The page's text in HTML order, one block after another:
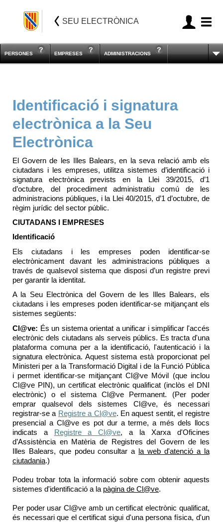
SEU ELECTRÒNICA
PERSONES EMPRESES ADMINISTRACIONS
Identificació i signatura
electrònica a la Seu
Electrònica
El Govern de les Illes Balears, en la seva relació amb els
ciutadans i les empreses, utilitza sistemes d’identificació i
signatura electrònica prevists en la Llei 39/2015, d’1
d’octubre, del procediment administratiu comú de les
administracions públiques, i la Llei 40/2015, d’1 d’octubre, de
règim jurídic del sector públic.
CIUTADANS
EMPRESES
Identificació
Els ciutadans i les empreses poden identificar-se
electrònicament davant les administracions públiques a
través de qualsevol sistema que disposi d’un registre previ
per garantir la identitat.
A la Seu Electrònica del Govern de les Illes Balears, els
ciutadans i les empreses poden identificar-se mitjançant els
sistemes següents:
Cl@ve: És un sistema orientat a unificar i simplificar l'accés
electrònic dels ciutadans als serveis públics. Es tracta d'una
plataforma comuna per a la identificació, l'autenticació i la
signatura electrònica. Aquest sistema està proporcionat pel
Ministeri per a la Transformació Digital i de la Funció Pública
i permet identificar-se mitjançantCl@ve Móvil
(que inclou
Cl@ve PIN), un certificat electrònic qualificat (inclòs el DNI
electrònic) o el sistemaCl@ve Permanent. (Per poder
emprar qualsevol dels sistemesCl@ve, és necessari
registrar-se a Registre a Cl@ve. En aquest sentit, el registre
presencial a Cl@vees pot dur a terme, a més dels llocs
indicats a
Registre a Cl@ve, a la Xarxa d'Oficines
d’Assistència en Matèria de Registres del Govern de les
Illes Balears, que podeu consultar a
la web d'atenció a la
ciutadania.)
Podeu trobar tota la informació sobre com obtenir aquests
sistemes d'identificació a la pàgina de Cl@ve.
Per poder usarCl@ve amb un certificat electrònic qualificat,
és necessari que el certificat sigui d'una persona física, d'un